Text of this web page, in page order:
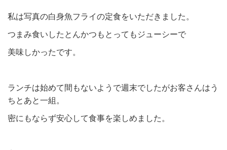
私は写真の白身魚フライの定食をいただきました。
つまみ食いしたとんかつもとってもジューシーで
美味しかったです。
ランチは始めて間もないようで週末でしたがお客さんはう
ちとあと一組。
密にもならず安心して食事を楽しめました。